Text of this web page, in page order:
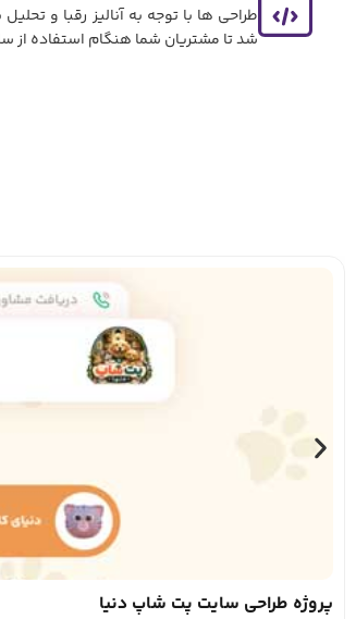
طراحی ها با توجه به آنالیز رقبا و تحلیل
شد تا مشتریان شما هنگام استفاده از
پروژه طراحی سایت پت شاپ دنیا